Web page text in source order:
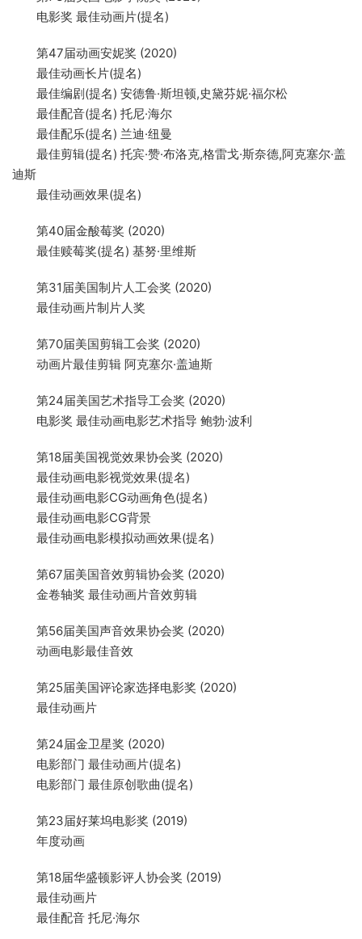
电影奖 最佳动画片(提名)
第47届动画安妮奖 (2020)
最佳动画长片(提名)
最佳编剧(提名) 安德鲁·斯坦顿,史黛芬妮·福尔松
最佳配音(提名) 托尼·海尔
最佳配乐(提名) 兰迪·纽曼
最佳剪辑(提名) 托宾·赞·布洛克,格雷戈·斯奈德,阿克塞尔·盖
迪斯
最佳动画效果(提名)
第40届金酸莓奖 (2020)
最佳赎莓奖(提名) 基努·里维斯
第31届美国制片人工会奖 (2020)
最佳动画片制片人奖
第70届美国剪辑工会奖 (2020)
动画片最佳剪辑 阿克塞尔·盖迪斯
第24届美国艺术指导工会奖 (2020)
电影奖 最佳动画电影艺术指导 鲍勃·波利
第18届美国视觉效果协会奖 (2020)
最佳动画电影视觉效果(提名)
最佳动画电影CG动画角色(提名)
最佳动画电影CG背景
最佳动画电影模拟动画效果(提名)
第67届美国音效剪辑协会奖 (2020)
金卷轴奖 最佳动画片音效剪辑
第56届美国声音效果协会奖 (2020)
动画电影最佳音效
第25届美国评论家选择电影奖 (2020)
最佳动画片
第24届金卫星奖 (2020)
电影部门 最佳动画片(提名)
电影部门 最佳原创歌曲(提名)
第23届好莱坞电影奖 (2019)
年度动画
第18届华盛顿影评人协会奖 (2019)
最佳动画片
最佳配音 托尼·海尔